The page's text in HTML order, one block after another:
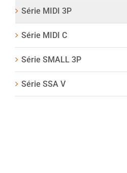
Série MIDI 3P
Série MIDI C
Série SMALL 3P
Série SSA V